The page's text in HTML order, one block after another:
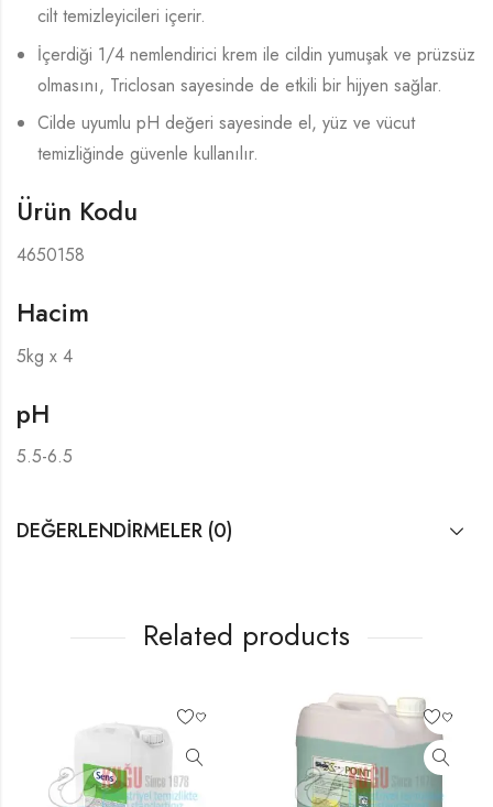
cilt temizleyicileri içerir.
İçerdiği 1/4 nemlendirici krem ile cildin yumuşak ve prüzsüz
olmasını, Triclosan sayesinde de etkili bir hijyen sağlar.
Cilde uyumlu pH değeri sayesinde el, yüz ve vücut
temizliğinde güvenle kullanılır.
Ürün Kodu
4650158
Hacim
5kg x 4
pH
5.5-6.5
DEĞERLENDIRMELER (0)
Related products